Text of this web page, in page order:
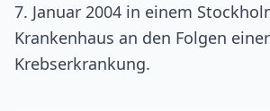
7. Januar 2004 in einem
Krankenhaus an den Folgen einer
Krebserkrankung.